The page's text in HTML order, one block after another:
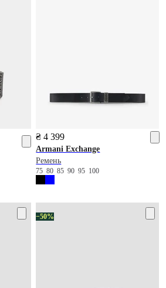
₴ 4 399
Armani Exchange
Ремень
7580859095 100
−50%